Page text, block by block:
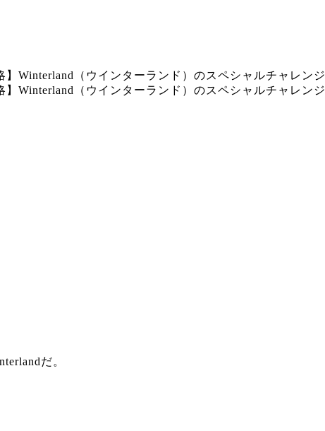
Winterland（ウインターランド）のスペシャルチャレンジ
Winterland（ウインターランド）のスペシャルチャレンジ
だ。